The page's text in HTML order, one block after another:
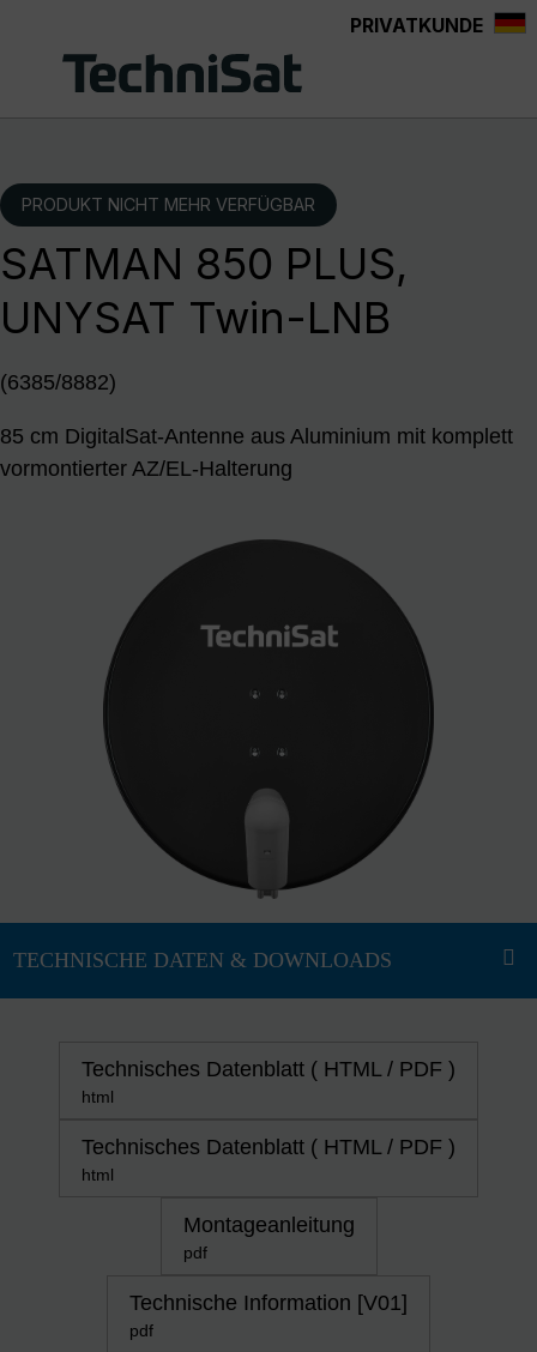
PRIVATKUNDE
PRODUKT NICHT MEHR VERFÜGBAR
SATMAN 850 PLUS,
UNYSAT Twin-LNB
(6385/8882)
85 cm DigitalSat-Antenne aus Aluminium mit komplett
vormontierter AZ/EL-Halterung
Technisches Datenblatt ( HTML / PDF )
html
Technisches Datenblatt ( HTML / PDF )
html
Montageanleitung
pdf
Technische Information [V01]
pdf